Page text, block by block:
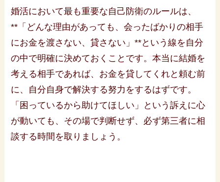
婚活において最も重要な自己防衛のルールは、
**「どんな理由があっても、会ったばかりの相手
にお金を渡さない、貸さない」**という線を自分
の中で明確に決めておくことです。本当に結婚を
考える相手であれば、お金を貸してくれと頼む前
に、自分自身で解決する努力をするはずです。
「困っているから助けてほしい」という訴えに心
が動いても、その場で判断せず、必ず第三者に相
談する時間を取りましょう。